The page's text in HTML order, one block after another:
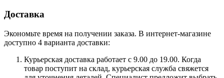
Доставка
Экономьте время на получении заказа. В интернет-магазине
доступно 4 варианта доставки:
Курьерская доставка работает с 9.00 до 19.00. Когда
товар поступит на склад, курьерская служба свяжется